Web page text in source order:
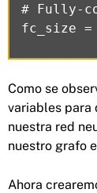
# Fully-
Como se
variables para
nuestra red
nuestro grafo
Ahora